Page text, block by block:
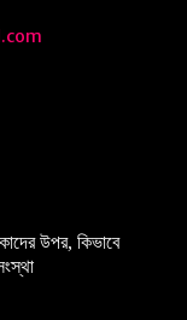
উপর, কিভাবে